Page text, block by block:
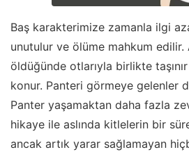
Baş karakterimize zamanla ilgi
unutulur ve ölüme mahkum edilir.
öldüğünde otlarıyla birlikte
konur. Panteri görmeye gelenler
Panter yaşamaktan daha fazla
hikaye ile aslında kitlelerin bir
ancak artık yarar sağlamayan